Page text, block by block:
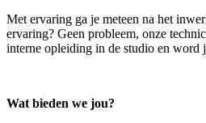
Met ervaring ga je meteen na het
ervaring? Geen probleem, onze
interne opleiding in de studio en word
Wat bieden we jou?